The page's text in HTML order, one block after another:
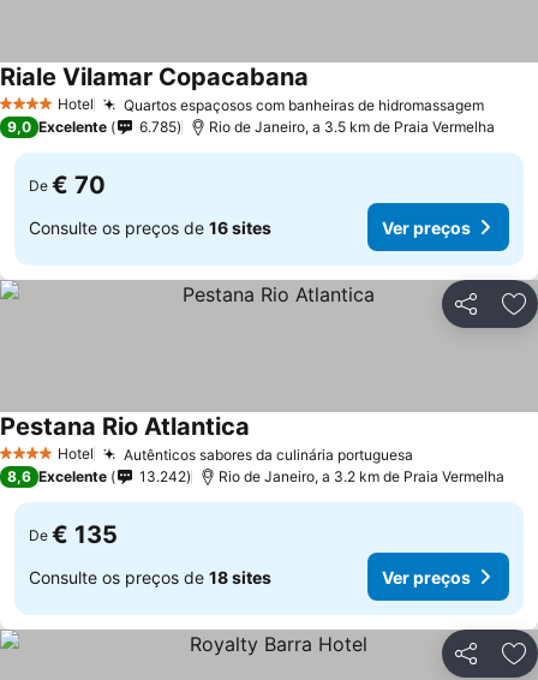
4 EstrelasHotel Quartos espaçosos com banheiras de hidromassagem
Riale Vilamar Copacabana
9,0 Excelente 6.785 Rio de Janeiro, a 3.5 km de Praia Vermelha
De € 70
Consulte os preços de 16 sites Ver preços
Partilhar
4 EstrelasHotel Autênticos sabores da culinária portuguesa
Pestana Rio Atlantica
8,6 Excelente 13.242 Rio de Janeiro, a 3.2 km de Praia Vermelha
De € 135
Consulte os preços de 18 sites Ver preços
Partilhar